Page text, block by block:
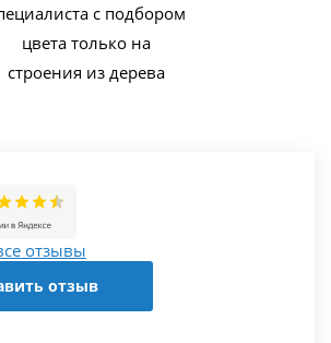
с подбором
цвета только на
строения из дерева
отзывы
отзыв